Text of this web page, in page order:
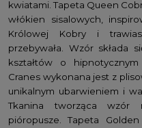
kwiatami. Tapeta Queen
włókien sisalowych,
Królowej Kobry i
przebywała. Wzór składa
kształtów o
Cranes wykonana jest z
unikalnym ubarwieniem i
Tkanina tworząca wzór
pióropusze. Tapeta